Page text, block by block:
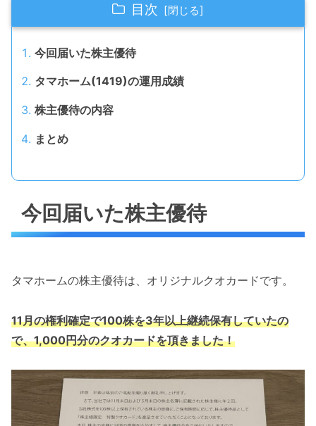
目次
今回届いた株主優待
タマホーム(1419)の運用成績
株主優待の内容
まとめ
今回届いた株主優待
タマホームの株主優待は、オリジナルクオカードです。
11月の権利確定で100株を3年以上継続保有していたの
で、1,000円分のクオカードを頂きました！